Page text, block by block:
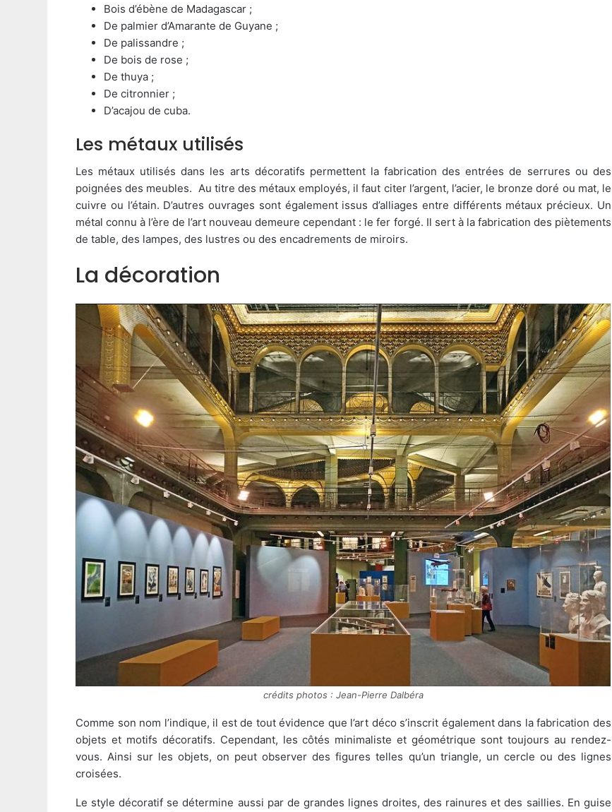
Bois d’ébène de Madagascar ;
De palmier d’Amarante de Guyane ;
De palissandre ;
De bois de rose ;
De thuya ;
De citronnier ;
D’acajou de cuba.
Les métaux utilisés
Les métaux utilisés dans les arts décoratifs permettent la fabrication des entrées de serrures ou des
poignées des meubles. Au titre des métaux employés, il faut citer l’argent, l’acier, le bronze doré ou mat, le
cuivre ou l’étain. D’autres ouvrages sont également issus d’alliages entre différents métaux précieux. Un
métal connu à l’ère de l’art nouveau demeure cependant : le fer forgé. Il sert à la fabrication des piètements
de table, des lampes, des lustres ou des encadrements de miroirs.
La décoration
crédits photos : Jean-Pierre Dalbéra
Comme son nom l’indique, il est de tout évidence que l’art déco s’inscrit également dans la fabrication des
objets et motifs décoratifs. Cependant, les côtés minimaliste et géométrique sont toujours au rendez-
vous. Ainsi sur les objets, on peut observer des figures telles qu’un triangle, un cercle ou des lignes
croisées.
Le style décoratif se détermine aussi par de grandes lignes droites, des rainures et des saillies. En guise